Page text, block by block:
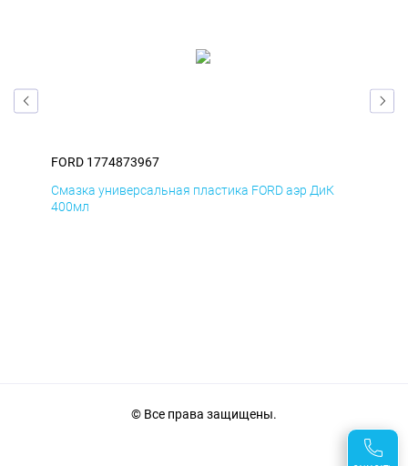
FORD 1774873967
Смазка универсальная пластика FORD аэр ДиК
400мл
© Все права защищены.